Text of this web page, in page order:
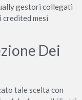
gestori collegati
credited mesi
Dei
tale scelta con